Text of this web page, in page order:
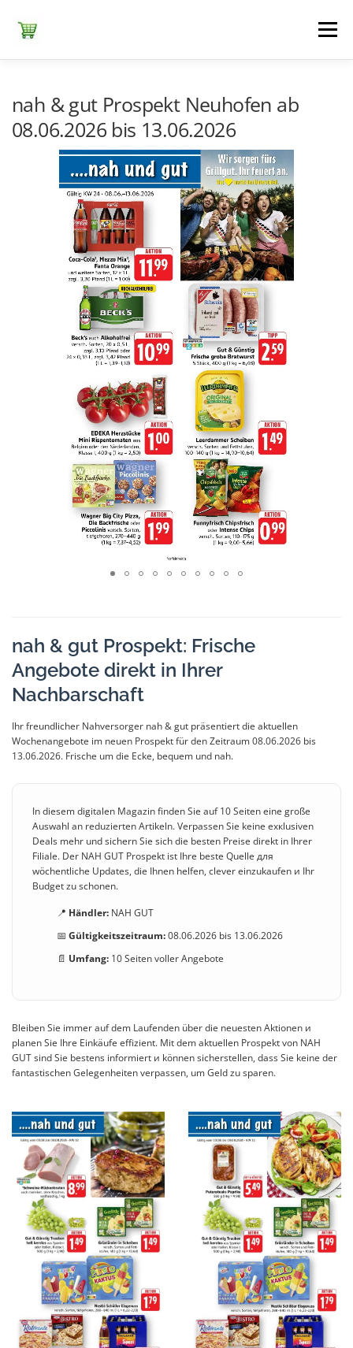
Inhalt
springen
Menü
NETTO DISCOUNT NORMA REWE
nah & gut Prospekt Neuhofen ab
08.06.2026 bis 13.06.2026
nah & gut Prospekt: Frische
Angebote direkt in Ihrer
Nachbarschaft
Ihr freundlicher Nahversorger nah & gut präsentiert die aktuellen
Wochenangebote im neuen Prospekt für den Zeitraum 08.06.2026 bis
13.06.2026. Frische um die Ecke, bequem und nah.
In diesem digitalen Magazin finden Sie auf 10 Seiten eine große
Auswahl an reduzierten Artikeln. Verpassen Sie keine exкlusiven
Deals mehr und sichern Sie sich die besten Preise direkt in Ihrer
Filiale. Der NAH GUT Prospekt ist Ihre beste Quelle для
wöchentliche Updates, die Ihnen helfen, clever einzukaufen и Ihr
Budget zu schonen.
📍 Händler:NAH GUT
📅 Gültigkeitszeitraum:08.06.2026 bis 13.06.2026
📄 Umfang:10 Seiten voller Angebote
Bleiben Sie immer auf dem Laufenden über die neuesten Aktionen и
planen Sie Ihre Einkäufe effizient. Mit dem aktuellen Prospekt von NAH
GUT sind Sie bestens informiert и können sicherstellen, dass Sie keine der
fantastischen Gelegenheiten verpassen, um Geld zu sparen.